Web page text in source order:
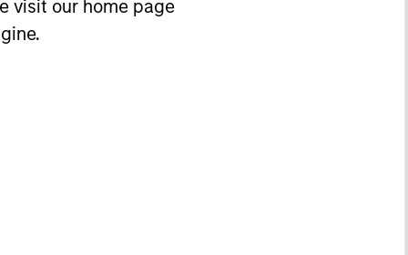
visit our home page